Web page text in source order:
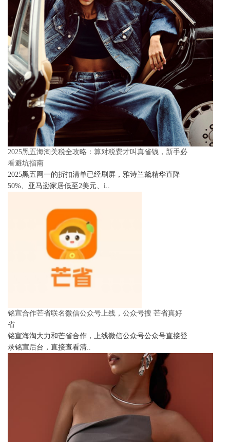
2025黑五海淘关税全攻略：算对税费才叫真省钱，新手必
看避坑指南
2025黑五网一的折扣清单已经刷屏，雅诗兰黛精华直降
50%、亚马逊家居低至2美元、i..
铭宣合作芒省联名微信公众号上线，公众号搜 芒省真好
省
铭宣海淘大力和芒省合作，上线微信公众号公众号直接登
录铭宣后台，直接查看清..